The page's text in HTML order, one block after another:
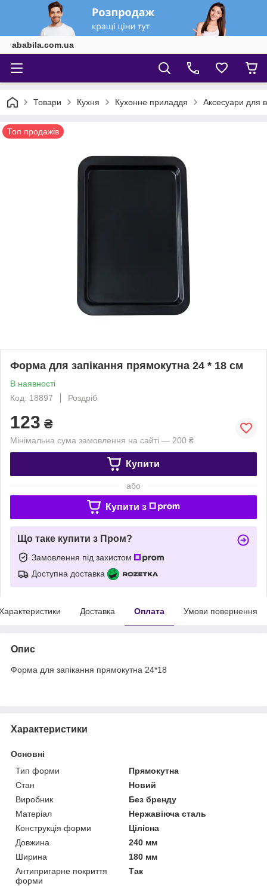
ababila.com.ua
Товари Кухня Кухонне приладдя Аксесуари для
Топ продажів
Форма для запікання прямокутна 24 * 18 см
В наявності
Код: 18897
Роздріб
123 ₴
Мінімальна сума замовлення на сайті — 200 ₴
Купити
або
Купити з
Що таке купити з Пром?
Замовлення під захистом
Доступна доставка
Доставка Оплата Умови повернення
Опис
Форма для запікання прямокутна 24*18
Характеристики
Основні
Тип форми
Прямокутна
Стан
Новий
Виробник
Без бренду
Матеріал
Нержавіюча сталь
Конструкція форми
Цілісна
Довжина
240 мм
Ширина
180 мм
Антипригарне покриття
форми
Так